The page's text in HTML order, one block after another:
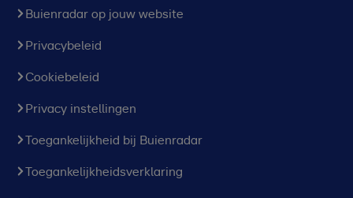
Buienradar op jouw website
Privacybeleid
Cookiebeleid
Privacy instellingen
Toegankelijkheid bij Buienradar
Toegankelijkheidsverklaring